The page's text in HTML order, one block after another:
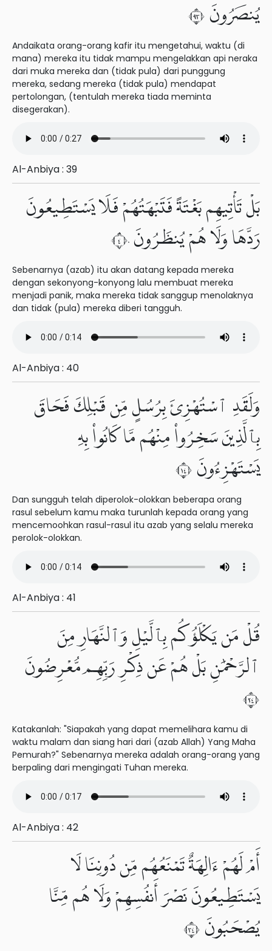
يُنصَرُونَ ٣٩
Andaikata orang-orang kafir itu mengetahui, waktu (di
mana) mereka itu tidak mampu mengelakkan api neraka
dari muka mereka dan (tidak pula) dari punggung
mereka, sedang mereka (tidak pula) mendapat
pertolongan, (tentulah mereka tiada meminta
disegerakan).
Al-Anbiya : 39
بَلْ تَأْتِيهِم بَغْتَةً فَتَبْهَتُهُمْ فَلَا يَسْتَطِيعُونَ
رَدَّهَا وَلَا هُمْ يُنظَرُونَ ٤٠
Sebenarnya (azab) itu akan datang kepada mereka
dengan sekonyong-konyong lalu membuat mereka
menjadi panik, maka mereka tidak sanggup menolaknya
dan tidak (pula) mereka diberi tangguh.
Al-Anbiya : 40
وَلَقَدِ ٱسْتُهْزِئَ بِرُسُلٍ مِّن قَبْلِكَ فَحَاقَ
بِٱلَّذِينَ سَخِرُوا۟ مِنْهُم مَّا كَانُوا۟ بِهِۦ
يَسْتَهْزِءُونَ ٤١
Dan sungguh telah diperolok-olokkan beberapa orang
rasul sebelum kamu maka turunlah kepada orang yang
mencemoohkan rasul-rasul itu azab yang selalu mereka
perolok-olokkan.
Al-Anbiya : 41
قُلْ مَن يَكْلَؤُكُم بِٱلَّيْلِ وَٱلنَّهَارِ مِنَ
ٱلرَّحْمَٰنِ بَلْ هُمْ عَن ذِكْرِ رَبِّهِم مُّعْرِضُونَ
٤٢
Katakanlah: "Siapakah yang dapat memelihara kamu di
waktu malam dan siang hari dari (azab Allah) Yang Maha
Pemurah?" Sebenarnya mereka adalah orang-orang yang
berpaling dari mengingati Tuhan mereka.
Al-Anbiya : 42
أَمْ لَهُمْ ءَالِهَةٌ تَمْنَعُهُم مِّن دُونِنَا لَا
يَسْتَطِيعُونَ نَصْرَ أَنفُسِهِمْ وَلَا هُم مِّنَّا
يُصْحَبُونَ ٤٣